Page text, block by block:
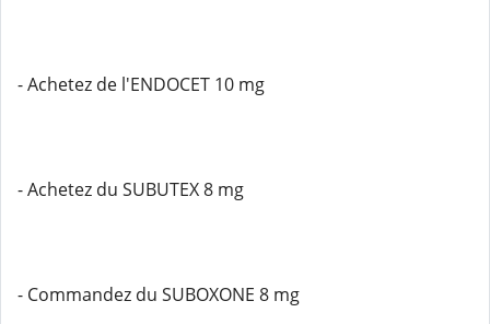
- Achetez de l'ENDOCET 10 mg
- Achetez du SUBUTEX 8 mg
- Commandez du SUBOXONE 8 mg